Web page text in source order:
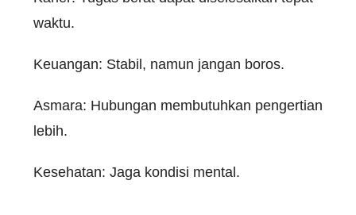
waktu.
Keuangan: Stabil, namun jangan boros.
Asmara: Hubungan membutuhkan pengertian
lebih.
Kesehatan: Jaga kondisi mental.